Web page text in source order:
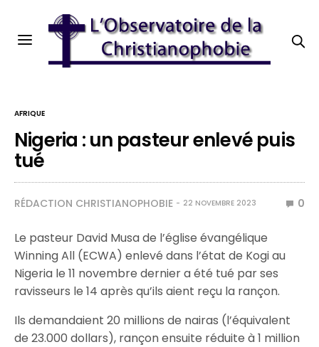
AFRIQUE
Nigeria : un pasteur enlevé puis
tué
RÉDACTION CHRISTIANOPHOBIE 22 NOVEMBRE 2023 0
Le pasteur David Musa de l’église évangélique
Winning All (ECWA) enlevé dans l’état de Kogi au
Nigeria le 11 novembre dernier a été tué par ses
ravisseurs le 14 après qu’ils aient reçu la rançon.
Ils demandaient 20 millions de nairas (l’équivalent
de 23.000 dollars), rançon ensuite réduite à 1 million